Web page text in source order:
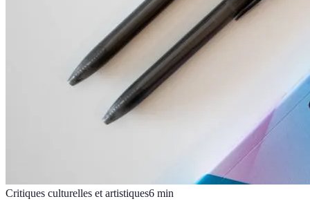
Critiques culturelles et artistiques6 min